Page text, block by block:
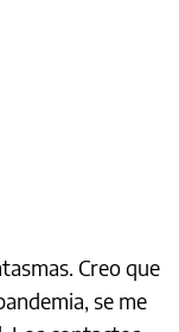
Creo que
se me